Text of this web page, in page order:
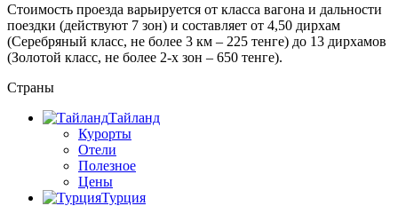
Стоимость проезда варьируется от класса вагона и дальности
поездки (действуют 7 зон) и составляет от 4,50 дирхам
(Серебряный класс, не более 3 км – 225 тенге) до 13 дирхамов
(Золотой класс, не более 2-х зон – 650 тенге).
Страны
Тайланд
Курорты
Отели
Полезное
Цены
Турция